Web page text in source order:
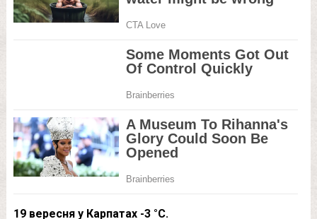
19 вересня у Карпатах -3 °С.